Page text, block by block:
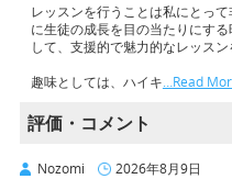
レッスンを行うことは私にとっ
に生徒の成長を目の当たりにす
して、支援的で魅力的なレッス
趣味としては、ハイキ…Read
評価・コメント
Nozomi 2026年8月9日